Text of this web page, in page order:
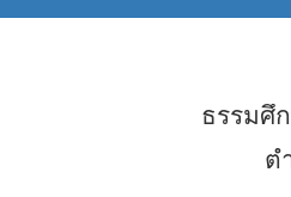
ธรรมศึ
ต